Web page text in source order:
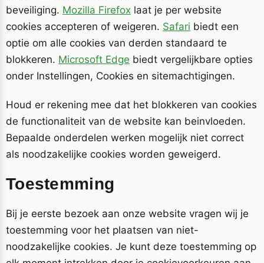
beveiliging. Mozilla Firefox laat je per website
cookies accepteren of weigeren. Safari biedt een
optie om alle cookies van derden standaard te
blokkeren. Microsoft Edge biedt vergelijkbare opties
onder Instellingen, Cookies en sitemachtigingen.
Houd er rekening mee dat het blokkeren van cookies
de functionaliteit van de website kan beinvloeden.
Bepaalde onderdelen werken mogelijk niet correct
als noodzakelijke cookies worden geweigerd.
Toestemming
Bij je eerste bezoek aan onze website vragen wij je
toestemming voor het plaatsen van niet-
noodzakelijke cookies. Je kunt deze toestemming op